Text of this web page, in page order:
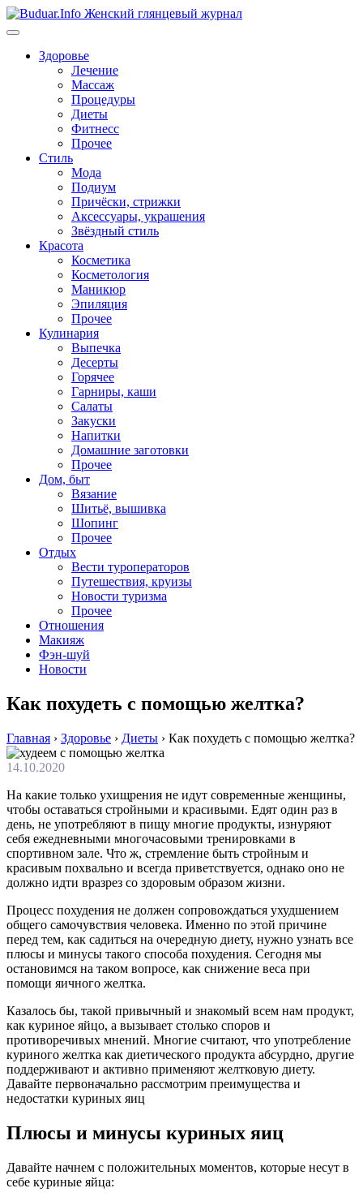
Перейти
к
Здоровье
Лечение
Массаж
Процедуры
Диеты
Фитнесс
Прочее
Стиль
Мода
Подиум
Причёски, стрижки
Аксессуары, украшения
Звёздный стиль
Красота
Косметика
Косметология
Маникюр
Эпиляция
Прочее
Кулинария
Выпечка
Десерты
Горячее
Гарниры, каши
Салаты
Закуски
Напитки
Домашние заготовки
Прочее
Дом, быт
Вязание
Шитьё, вышивка
Шопинг
Прочее
Отдых
Вести туроператоров
Путешествия, круизы
Новости туризма
Прочее
Отношения
Макияж
Фэн-шуй
Новости
Как похудеть с помощью желтка?
Главная › Здоровье › Диеты › Как похудеть с помощью желтка?
14.10.2020
На какие только ухищрения не идут современные женщины,
чтобы оставаться стройными и красивыми. Едят один раз в
день, не употребляют в пищу многие продукты, изнуряют
себя ежедневными многочасовыми тренировками в
спортивном зале. Что ж, стремление быть стройным и
красивым похвально и всегда приветствуется, однако оно не
должно идти вразрез со здоровым образом жизни.
Процесс похудения не должен сопровождаться ухудшением
общего самочувствия человека. Именно по этой причине
перед тем, как садиться на очередную диету, нужно узнать все
плюсы и минусы такого способа похудения. Сегодня мы
остановимся на таком вопросе, как снижение веса при
помощи яичного желтка.
Казалось бы, такой привычный и знакомый всем нам продукт,
как куриное яйцо, а вызывает столько споров и
противоречивых мнений. Многие считают, что употребление
куриного желтка как диетического продукта абсурдно, другие
поддерживают и активно применяют желтковую диету.
Давайте первоначально рассмотрим преимущества и
недостатки куриных яиц
Плюсы и минусы куриных яиц
Давайте начнем с положительных моментов, которые несут в
себе куриные яйца: